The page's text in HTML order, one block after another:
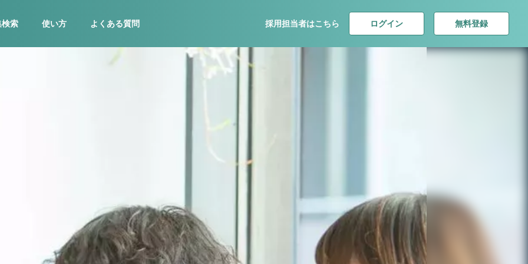
検索 使い方 よくある質問 採用担当者はこちら ログイン 無料登録